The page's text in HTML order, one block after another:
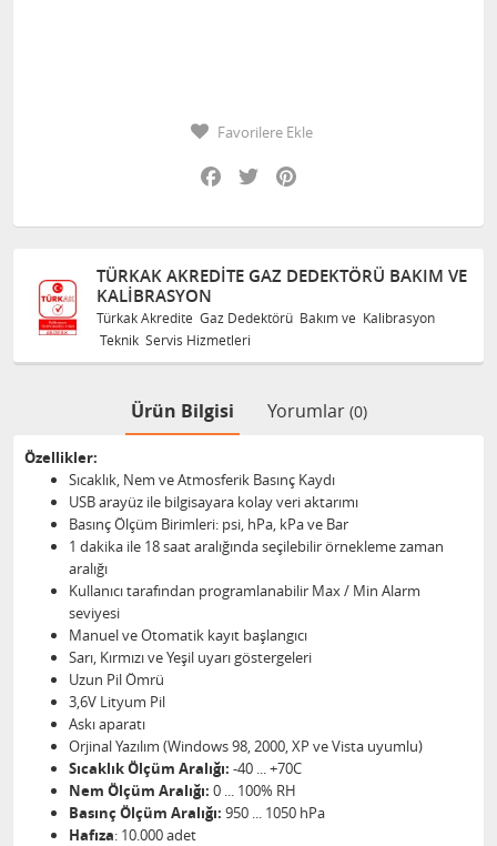
Favorilere Ekle
Facebook
Twitter
TÜRKAK AKREDITE GAZ DEDEKTÖRÜ BAKIM VE
KALIBRASYON
Türkak Akredite Gaz Dedektörü Bakım ve Kalibrasyon
Teknik Servis Hizmetleri
Ürün Bilgisi Yorumlar (0)
Özellikler:
Sıcaklık, Nem ve Atmosferik Basınç Kaydı
USB arayüz ile bilgisayara kolay veri aktarımı
Basınç Ölçüm Birimleri: psi, hPa, kPa ve Bar
1 dakika ile 18 saat aralığında seçilebilir örnekleme zaman
aralığı
Kullanıcı tarafından programlanabilir Max / Min Alarm
seviyesi
Manuel ve Otomatik kayıt başlangıcı
Sarı, Kırmızı ve Yeşil uyarı göstergeleri
Uzun Pil Ömrü
3,6V Lityum Pil
Askı aparatı
Orjinal Yazılım (Windows 98, 2000, XP ve Vista uyumlu)
Sıcaklık Ölçüm Aralığı: -40 ... +70C
Nem Ölçüm Aralığı: 0 ... 100% RH
Basınç Ölçüm Aralığı: 950 ... 1050 hPa
Hafıza: 10.000 adet